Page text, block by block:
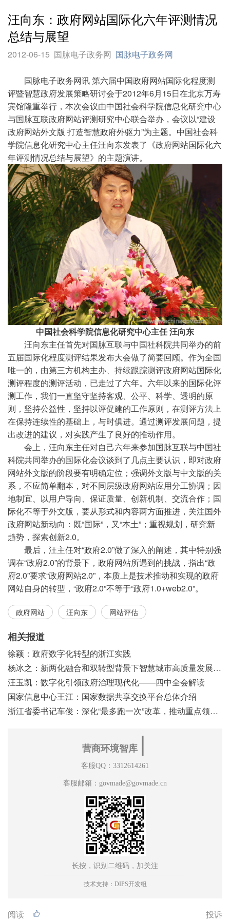
汪向东：政府网站国际化六年评测情况
总结与展望
2012-06-15 国脉电子政务网 国脉电子政务网
国脉电子政务网讯 第六届中国政府网站国际化程度测
评暨智慧政府发展策略研讨会于2012年6月15日在北京万寿
宾馆隆重举行，本次会议由中国社会科学院信息化研究中心
与国脉互联政府网站评测研究中心联合举办，会议以“建设
政府网站外文版 打造智慧政府外驱力”为主题。中国社会科
学院信息化研究中心主任汪向东发表了《政府网站国际化六
年评测情况总结与展望》的主题演讲。
中国社会科学院信息化研究中心主任 汪向东
汪向东主任首先对国脉互联与中国社科院共同举办的前
五届国际化程度测评结果发布大会做了简要回顾。作为全国
唯一的，由第三方机构主办、持续跟踪测评政府网站国际化
测评程度的测评活动，已走过了六年。六年以来的国际化评
测工作，我们一直坚守坚持客观、公平、科学、透明的原
则，坚持公益性，坚持以评促建的工作原则，在测评方法上
在保持连续性的基础上，与时俱进。通过测评发展问题，提
出改进的建议，对实践产生了良好的推动作用。
会上，汪向东主任对自己六年来参加国脉互联与中国社
科院共同举办的国际化会议谈到了几点主要认识，即对政府
网站外文版的阶段要有明确定位；强调外文版与中文版的关
系，不应简单翻本，对不同层级政府网站应用分工协调；因
地制宜、以用户导向、保证质量、创新机制、交流合作；国
际化不等于外文版，要从形式和内容两方面推进，关注国外
政府网站新动向：既“国际”，又“本土”；重视规划，研究新
趋势，探索创新2.0。
最后，汪主任对“政府2.0”做了深入的阐述，其中特别强
调在“政府2.0”的背景下，政府网站所遇到的挑战，指出“政
府2.0”要求“政府网站2.0”，本质上是技术推动和实现的政府
网站自身的转型，“政府2.0”不等于“政府1.0+web2.0”。
政府网站 汪向东 网站评估
相关报道
徐颖：政府数字化转型的浙江实践
杨冰之：新两化融合和双转型背景下智慧城市高质量发展之浅见
汪玉凯：数字化引领政府治理现代化——四中全会解读
国家信息中心王江：国家数据共享交换平台总体介绍
浙江省委书记车俊：深化“最多跑一次”改革，推动重点领域改革
营商环境智库
客服QQ：3312614261
客服邮箱：govmade@govmade.cn
长按，识别二维码，加关注
技术支持：DIPS开发组
阅读 投诉